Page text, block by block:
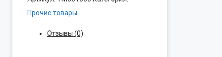
Прочие товары
Отзывы (0)